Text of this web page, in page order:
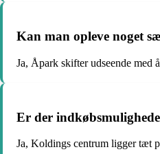
Kan man opleve noget
Ja, Åpark skifter udseende med
Er der
Ja, Koldings centrum ligger tæt